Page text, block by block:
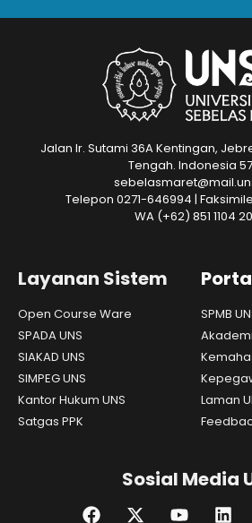
Jalan Ir. Sutami 36A Kentingan,
Tengah. Indonesia
Telepon 0271-646994 |
WA (+62) 851 1104
Layanan Sistem
Open Course Ware
SPADA UNS
SIAKAD UNS
SIMPEG UNS
Kantor Hukum UNS
Satgas PPK
SPMB
Laman
Sosial Media